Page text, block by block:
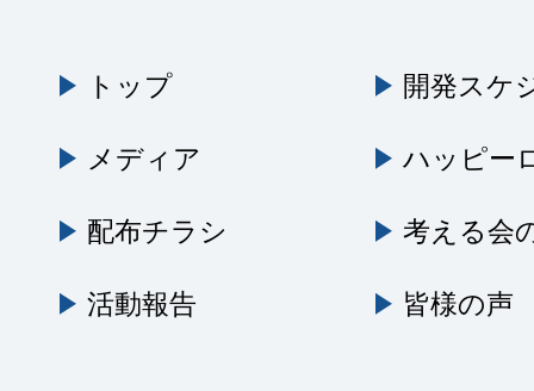
トップ 開発スケ
メディア ハッピー
配布チラシ 考える会
活動報告 皆様の声